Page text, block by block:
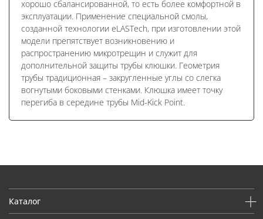
хорошо сбалансированной, то есть более комфортной в
эксплуатации. Применение специальной смолы,
созданной технологии eLASTech, при изготовлении этой
модели препятствует возникновению и
распространению микротрещин и служит для
дополнительной защиты трубы клюшки. Геометрия
трубы традиционная – закругленные углы со слегка
вогнутыми боковыми стенками. Клюшка имеет точку
перегиба в середине трубы Mid-Kick Point.
Каталог